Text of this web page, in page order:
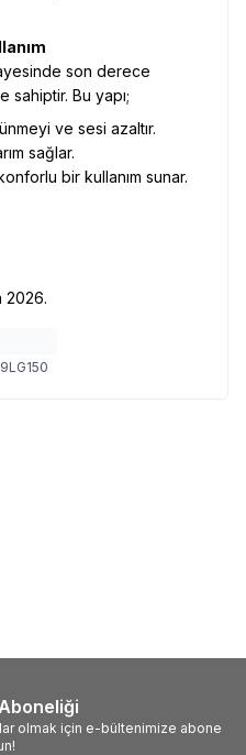
son derece
Bu yapı;
ve sesi azaltır.
sağlar.
bir kullanım sunar.
2026.
olmak için e-bültenimize abone